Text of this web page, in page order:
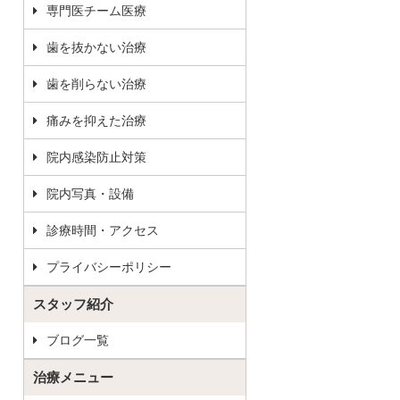
専門医チーム医療
歯を抜かない治療
歯を削らない治療
痛みを抑えた治療
院内感染防止対策
院内写真・設備
診療時間・アクセス
プライバシーポリシー
スタッフ紹介
ブログ一覧
治療メニュー